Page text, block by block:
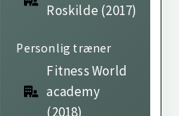
Roskilde (2017)
Personlig træner
Fitness World
academy
(2018)